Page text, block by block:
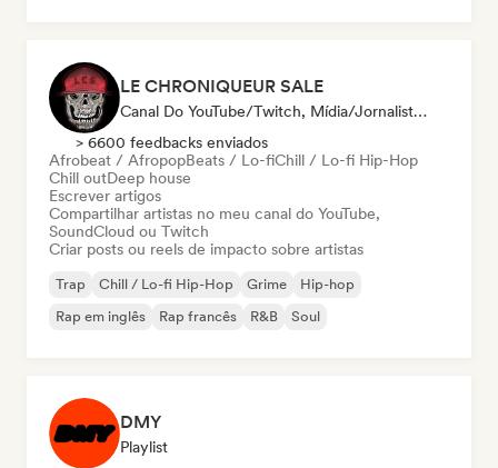
LE CHRONIQUEUR SALE
Canal Do YouTube/Twitch, Mídia/Jornalista, Influenciador
> 6600 feedbacks enviados
Afrobeat / AfropopBeats / Lo-fiChill / Lo-fi Hip-Hop
Chill outDeep house
Escrever artigos
Compartilhar artistas no meu canal do YouTube,
SoundCloud ou Twitch
Criar posts ou reels de impacto sobre artistas
Trap Chill / Lo-fi Hip-Hop Grime
Hip-hop
Rap em inglês
Rap francês R&B Soul
DMY
Playlist